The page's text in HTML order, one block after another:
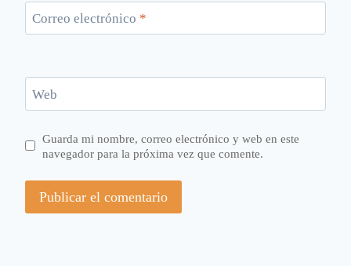
Correo electrónico *
Web
Guarda mi nombre, correo electrónico y web en este
navegador para la próxima vez que comente.